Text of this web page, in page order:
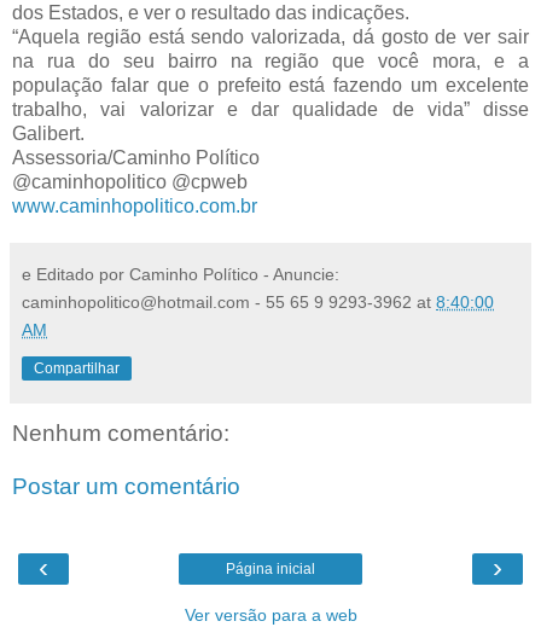
dos Estados, e ver o resultado das indicações.
“Aquela região está sendo valorizada, dá gosto de ver sair
na rua do seu bairro na região que você mora, e a
população falar que o prefeito está fazendo um excelente
trabalho, vai valorizar e dar qualidade de vida” disse
Galibert.
Assessoria/Caminho Político
@caminhopolitico @cpweb
www.caminhopolitico.com.br
e Editado por Caminho Político - Anuncie:
caminhopolitico@hotmail.com - 55 65 9 9293-3962 at 8:40:00
AM
Compartilhar
Nenhum comentário:
Postar um comentário
‹ ›
Página inicial
Ver versão para a web